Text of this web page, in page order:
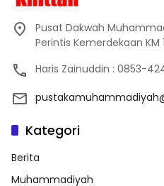
Pusat Dakwah
Perintis Kemerdekaan KM
Haris Zainuddin : 0853-
Kategori
Berita
Muhammadiyah